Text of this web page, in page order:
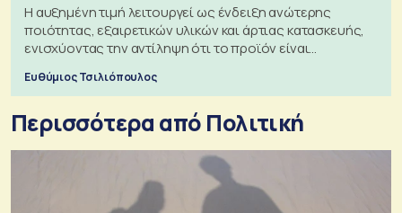
Η αυξημένη τιμή λειτουργεί ως ένδειξη ανώτερης
ποιότητας, εξαιρετικών υλικών και άρτιας κατασκευής,
ενισχύοντας την αντίληψη ότι το προϊόν είναι
Ευθύμιος Τσιλιόπουλος
Περισσότερα από Πολιτική